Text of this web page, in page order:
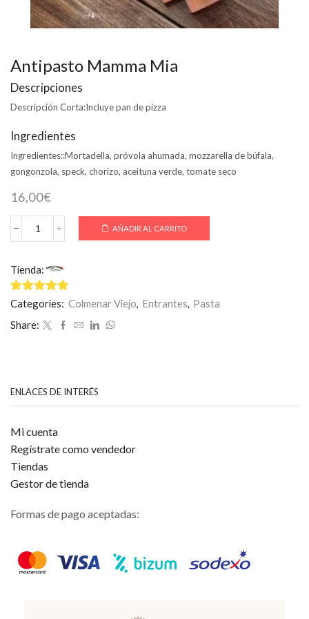
Antipasto Mamma Mia
Descripciones
Descripción Corta:Incluye pan de pizza
Ingredientes
Ingredientes::Mortadella, próvola ahumada, mozzarella de búfala,
gongonzola, speck, chorizo, aceituna verde, tomate seco
16,00€
Antipasto
cantidad
AÑADIR AL CARRITO
Tienda:
4.75de 5
Categories: Colmenar Viejo, Entrantes, Pasta
Share:
ENLACES DE INTERÉS
Mi cuenta
Regístrate como vendedor
Tiendas
Gestor de tienda
Formas de pago aceptadas: